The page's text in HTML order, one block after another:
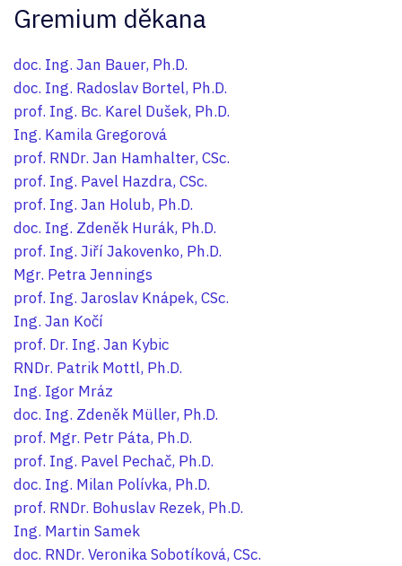
Gremium děkana
doc. Ing. Jan Bauer, Ph.D.
doc. Ing. Radoslav Bortel, Ph.D.
prof. Ing. Bc. Karel Dušek, Ph.D.
Ing. Kamila Gregorová
prof. RNDr. Jan Hamhalter, CSc.
prof. Ing. Pavel Hazdra, CSc.
prof. Ing. Jan Holub, Ph.D.
doc. Ing. Zdeněk Hurák, Ph.D.
prof. Ing. Jiří Jakovenko, Ph.D.
Mgr. Petra Jennings
prof. Ing. Jaroslav Knápek, CSc.
Ing. Jan Kočí
prof. Dr. Ing. Jan Kybic
RNDr. Patrik Mottl, Ph.D.
Ing. Igor Mráz
doc. Ing. Zdeněk Müller, Ph.D.
prof. Mgr. Petr Páta, Ph.D.
prof. Ing. Pavel Pechač, Ph.D.
doc. Ing. Milan Polívka, Ph.D.
prof. RNDr. Bohuslav Rezek, Ph.D.
Ing. Martin Samek
doc. RNDr. Veronika Sobotíková, CSc.